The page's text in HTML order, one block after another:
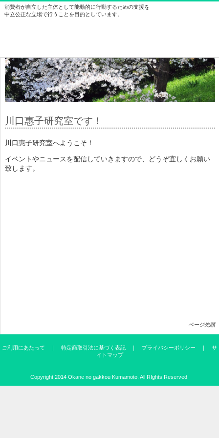
消費者が自立した主体として能動的に行動するための支援を
中立公正な立場で行うことを目的としています。
川口惠子研究室です！
川口惠子研究室へようこそ！
イベントやニュースを配信していきますので、どうぞ宜しくお願い
致します。
ページ先頭
ご利用にあたって ｜ 特定商取引法に基づく表記 ｜ プライバシーポリシー ｜ サ
イトマップ
Copyright 2014 Okane no gakkou Kumamoto . All RIghts Reserved.